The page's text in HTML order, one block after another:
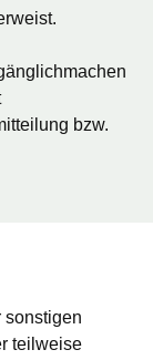
bzw.
sonstigen
teilweise